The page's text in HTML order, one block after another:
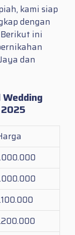
kami siap
dengan
ini
dan